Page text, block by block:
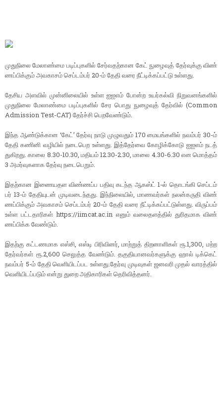
முது​நிலை மேலாண்மை படிப்​பு​களில் சேர்​வதற்​கான கேட் நுழைவுத் தேர்​வுக்கு விண்​
ணப்​பிக்​கும் அவகாசம் செப்​டம்​பர் 20-ம் தேதி வரை நீட்​டிக்​கப்​பட்​டு உள்​ளது.
தேசிய அளவில் முன்​னிலை​யில் உள்ள ஐஐஎம் போன்ற உயர்​கல்வி நிறு​வனங்​களில்
முது​நிலை மேலாண்மை படிப்​பு​களில் சேர பொது நுழைவுத் தேர்​வில் (Common
Admission Test-CAT) தேர்ச்சி பெறவேண்​டும்.
இந்த ஆண்​டுக்​கான ‘கேட்’ தேர்வு நாடு முழு​வதும் 170 மையங்​களில் நவம்​பர் 30-ம்
தேதி கணினி வழி​யில் நடை​பெற உள்​ளது. இத்​தேர்வை கோழிக்​கோடு ஐஐஎம் நடத்​
துகிறது. காலை 8.30-10.30, மதி​யம் 12.30-2.30, மாலை 4.30-6.30 என மொத்​தம்
3 அமர்​வு​களாக தேர்வு நடை​பெறும்.
இதற்​கான இணை​யதள விண்​ணப்ப பதிவு கடந்த ஆகஸ்ட் 1-ல் தொடங்கி செப்​டம்​
பர் 13-ம் தேதி​யுடன் முடிவடைந்​தது. இந்​நிலை​யில், மாணவர்​கள் நலன்​கருதி விண்​
ணப்​பிக்​கும் அவகாசம் செப்​டம்​பர் 20-ம் தேதி வரை நீட்​டிக்​கப்​பட்​டுள்​ளது. விருப்​பம்
உள்ள பட்​ட​தா​ரி​கள் https://iimcat.ac.in எனும் வலை​தளத்​தில் துரித​மாக விண்​
ணப்​பிக்க வேண்​டும்.
இதற்கு கட்​ட​ண​மாக எஸ்​சி, எஸ்டி பிரி​வினர், மாற்​றுத் திற​னாளி​கள் ரூ.1,300, மற்ற
தேர்​வர்​கள் ரூ.2,600 செலுத்த வேண்​டும். தகு​தி​யானவர்​களுக்கு ஹால் ​டிக்​கெட்
நவம்​பர் 5-ம் தேதி வெளி​யிடப்பட உள்​ளது.தேர்வு முடிவு​கள் ஜனவரி முதல் வாரத்​தில்
வெளி​யிடப்​படும் என்று துறை அதி​காரி​கள் தெரி​வித்​தனர்​.